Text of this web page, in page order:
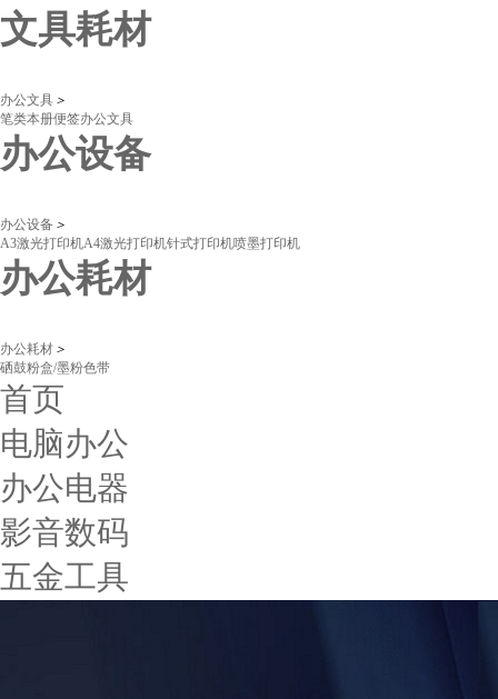
文具耗材
办公文具 ＞
笔类本册便签办公文具
办公设备
办公设备 ＞
A3激光打印机A4激光打印机针式打印机喷墨打印机
办公耗材
办公耗材 ＞
硒鼓粉盒/墨粉色带
首页
电脑办公
办公电器
影音数码
五金工具